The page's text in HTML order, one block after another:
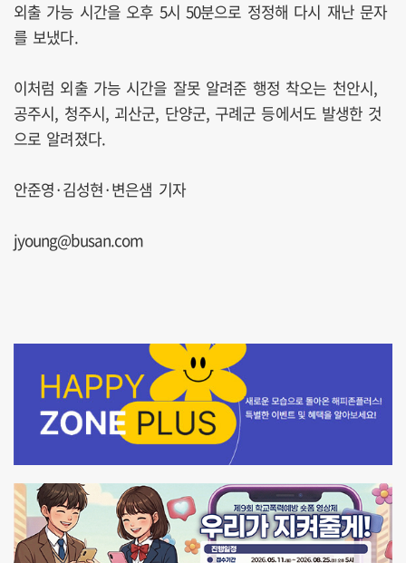
외출 가능 시간을 오후 5시 50분으로 정정해 다시 재난 문자
를 보냈다.
이처럼 외출 가능 시간을 잘못 알려준 행정 착오는 천안시,
공주시, 청주시, 괴산군, 단양군, 구례군 등에서도 발생한 것
으로 알려졌다.
안준영·김성현·변은샘 기자
jyoung@busan.com